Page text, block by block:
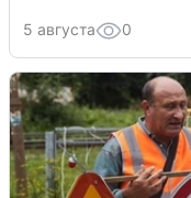
5 августа 0